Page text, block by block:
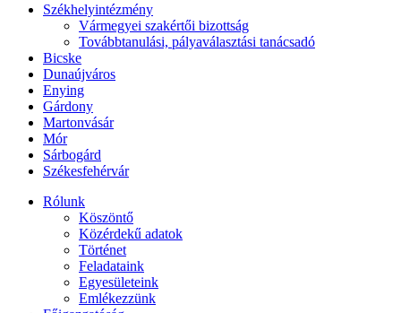
Székhelyintézmény
Vármegyei szakértői bizottság
Továbbtanulási, pályaválasztási tanácsadó
Bicske
Dunaújváros
Enying
Gárdony
Martonvásár
Mór
Sárbogárd
Székesfehérvár
Rólunk
Köszöntő
Közérdekű adatok
Történet
Feladataink
Egyesületeink
Emlékezzünk